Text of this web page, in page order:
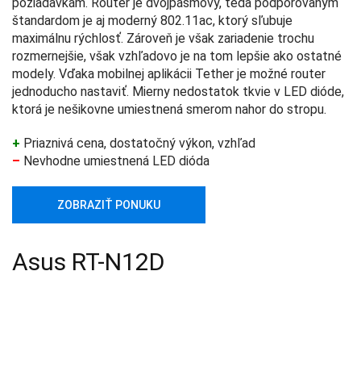
štandardom je aj moderný 802.11ac, ktorý sľubuje
maximálnu rýchlosť. Zároveň je však zariadenie trochu
rozmernejšie, však vzhľadovo je na tom lepšie ako ostatné
modely. Vďaka mobilnej aplikácii Tether je možné router
jednoducho nastaviť. Mierny nedostatok tkvie v LED dióde,
ktorá je nešikovne umiestnená smerom nahor do stropu.
+ Priaznivá cena, dostatočný výkon, vzhľad
– Nevhodne umiestnená LED dióda
ZOBRAZIŤ PONUKU
Asus RT-N12D